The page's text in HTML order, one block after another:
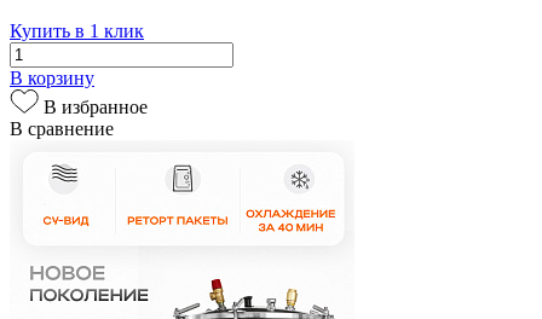
Купить в 1 клик
В корзину
В избранное
В сравнение